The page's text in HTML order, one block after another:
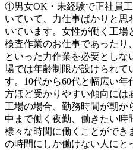
①男女OK・未経験で正社員
いていて、力仕事ばかりと思
いています。女性が働く工
検査作業のお仕事であったり
といった力作業を必要とし
場では年齢制限が設けられて
す。10代から60代と幅広い
方ほど受かりやすい傾向に
工場の場合、勤務時間が朝か
中まで働く夜勤、働きたい時
様々な時間に働くことができ
の時間にしか働けない人にと